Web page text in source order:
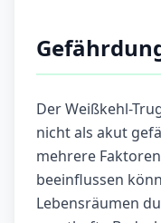
Der Weißkehl-
nicht als akut
mehrere
beeinflussen
Lebensräumen